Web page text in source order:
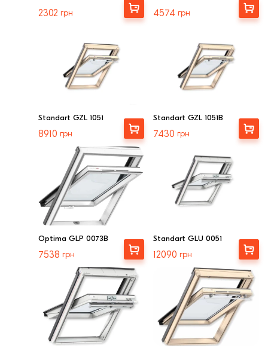
Клінкерная плитка
Будівельні суміші
2302 грн
Вибрати
4574 грн
Купити
Standart GZL 1051
8910 грн
Вибрати
Standart GZL 1051В
7430 грн
Вибрати
Optima GLP 0073B
7538 грн
Вибрати
Standart GLU 0051
12090 грн
Вибрати